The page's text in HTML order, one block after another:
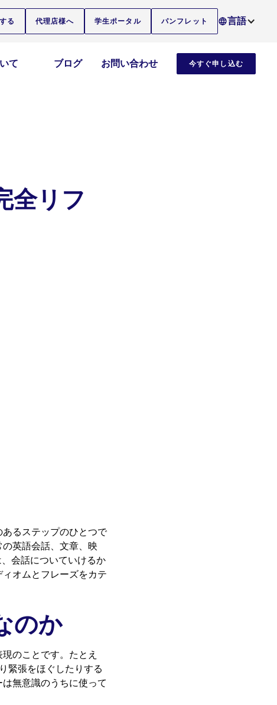
る 代理店様へ 学生ポータル パンフレット 言語
て ブログ お問い合わせ 今すぐ申し込む
全リフ
るステップのひとつで
英語会話、文章、映
会話についていけるか
オムとフレーズをカテ
のか
のことです。たとえ
緊張をほぐしたりする
無意識のうちに使って